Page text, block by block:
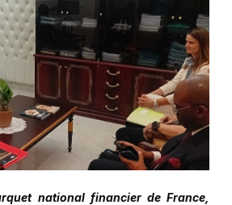
national financier de France,